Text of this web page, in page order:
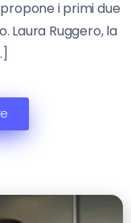
i primi due
Laura Ruggero, la